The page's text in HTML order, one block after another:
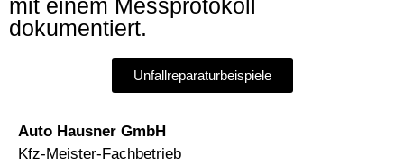
dokumentiert.
Unfallreparaturbeispiele
Auto Hausner GmbH
Kfz-Meister-Fachbetrieb